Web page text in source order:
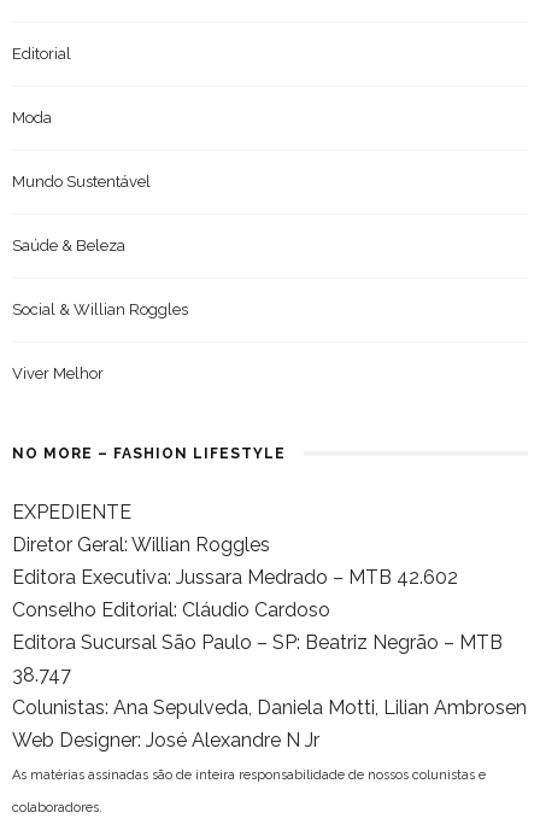
Editorial
Moda
Mundo Sustentável
Saúde & Beleza
Social & Willian Roggles
Viver Melhor
NO MORE – FASHION LIFESTYLE
EXPEDIENTE
Diretor Geral: Willian Roggles
Editora Executiva: Jussara Medrado – MTB 42.602
Conselho Editorial: Cláudio Cardoso
Editora Sucursal São Paulo – SP: Beatriz Negrão – MTB
38.747
Colunistas: Ana Sepulveda, Daniela Motti, Lilian Ambrosen
Web Designer: José Alexandre N Jr
As matérias assinadas são de inteira responsabilidade de nossos colunistas e
colaboradores.